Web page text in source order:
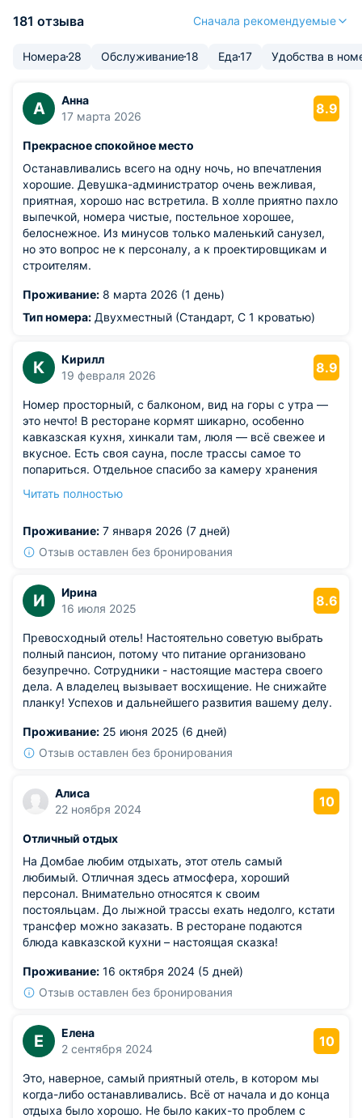
181 отзыва Сначала рекомендуемые
Номера 28 Обслуживание18 Еда17 Удобства в
А
Анна
17 марта 2026
8.9
Прекрасное спокойное место
Останавливались всего на одну ночь, но впечатления
хорошие. Девушка-администратор очень вежливая,
приятная, хорошо нас встретила. В холле приятно пахло
выпечкой, номера чистые, постельное хорошее,
белоснежное. Из минусов только маленький санузел,
но это вопрос не к персоналу, а к проектировщикам и
строителям.
Проживание: 8 марта 2026 (1 день)
Тип номера: Двухместный (Стандарт, С 1 кроватью)
К
Кирилл
19 февраля 2026
8.9
Номер просторный, с балконом, вид на горы с утра —
это нечто! В ресторане кормят шикарно, особенно
кавказская кухня, хинкали там, люля — всё свежее и
вкусное. Есть своя сауна, после трассы самое то
попариться. Отдельное спасибо за камеру хранения
Из недостатков: ломался вайфай в номере последний
родными.
Читать полностью
Проживание: 7 января 2026 (7 дней)
Отзыв оставлен без бронирования
И
Ирина
16 июля 2025
8.6
Превосходный отель! Настоятельно советую выбрать
полный пансион, потому что питание организовано
безупречно. Сотрудники - настоящие мастера своего
дела. А владелец вызывает восхищение. Не снижайте
планку! Успехов и дальнейшего развития вашему делу.
Проживание: 25 июня 2025 (6 дней)
Отзыв оставлен без бронирования
Алиса
22 ноября 2024
10
Отличный отдых
На Домбае любим отдыхать, этот отель самый
любимый. Отличная здесь атмосфера, хороший
персонал. Внимательно относятся к своим
постояльцам. До лыжной трассы ехать недолго, кстати
трансфер можно заказать. В ресторане подаются
блюда кавказской кухни – настоящая сказка!
Проживание: 16 октября 2024 (5 дней)
Отзыв оставлен без бронирования
Е
Елена
2 сентября 2024
10
Это, наверное, самый приятный отель, в котором мы
когда-либо останавливались. Всё от начала и до конца
отдыха было хорошо. Не было каких-то проблем с